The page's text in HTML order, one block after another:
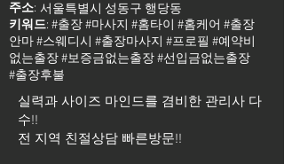
주소:
키워드: #출장 #마사지 #홈타이 #홈케어 #출장
안마 #스웨디시 #출장마사지 #프로필 #예약비
없는출장 #보증금없는출장 #선입금없는출장
#출장후불
서울특별시 성동구 행당동
실력과 사이즈 마인드를 겸비한 관리사 다
수!!
전 지역 친절상담 빠른방문!!